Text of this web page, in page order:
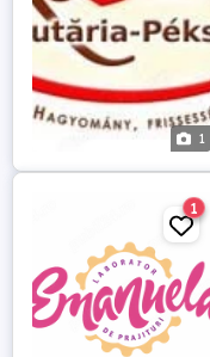
1
1